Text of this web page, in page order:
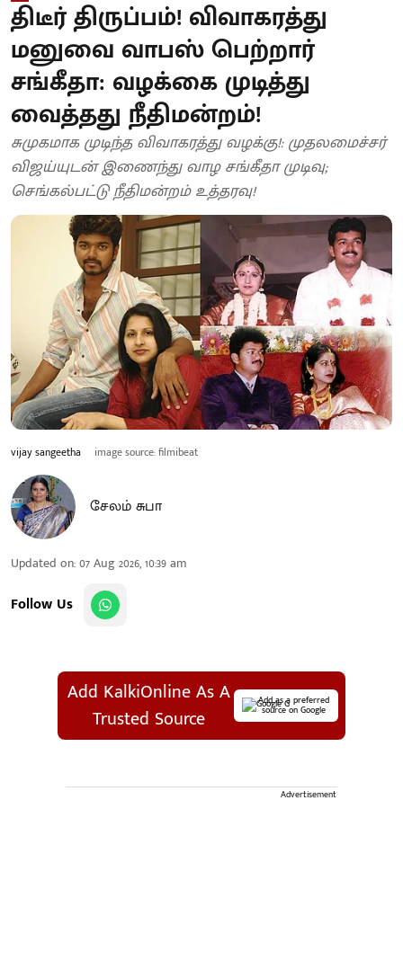
திடீர் திருப்பம்! விவாகரத்து
மனுவை வாபஸ் பெற்றார்
சங்கீதா: வழக்கை முடித்து
வைத்தது நீதிமன்றம்!
சுமுகமாக முடிந்த விவாகரத்து வழக்கு!: முதலமைச்சர்
விஜய்யுடன் இணைந்து வாழ சங்கீதா முடிவு;
செங்கல்பட்டு நீதிமன்றம் உத்தரவு!
vijay sangeetha image source: filmibeat
சேலம் சுபா
Updated on:07 Aug 2026, 10:39 am
Follow Us
Add KalkiOnline As A
Trusted Source
Add as a preferred
source on Google
Advertisement